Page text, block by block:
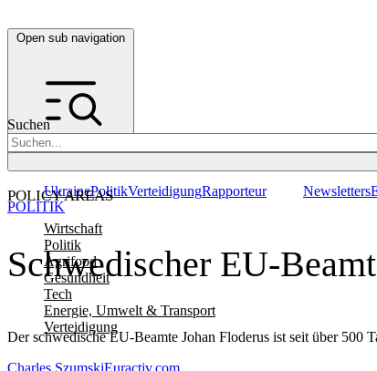
Open sub navigation
Suchen
POLICY AREAS
Wirtschaft
Politik
Agrifood
Gesundheit
Tech
Energie, Umwelt & Transport
Verteidigung
UkrainePolitikVerteidigungRapporteur Newsletters
Schwedischer EU-
Der schwedische EU-Beamte Johan Floderus ist seit über 500
POLITIK